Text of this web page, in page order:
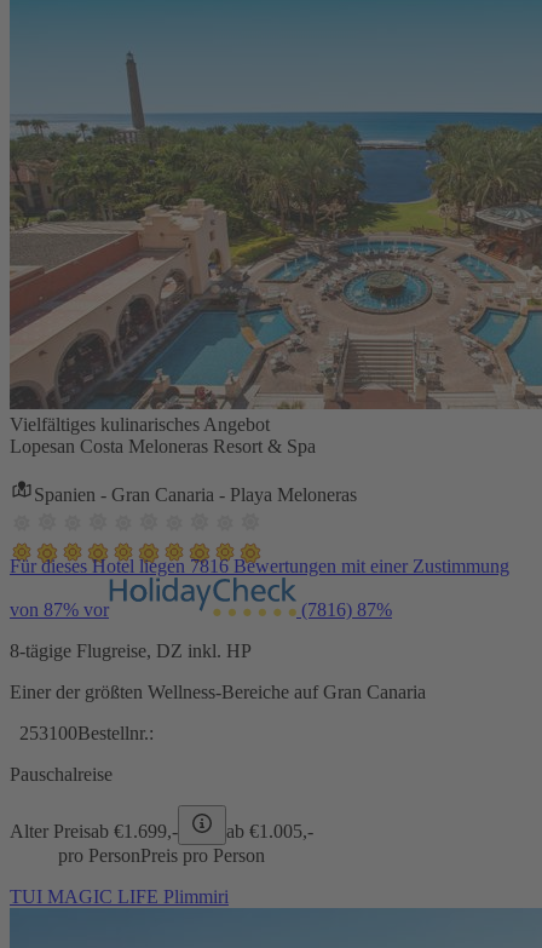
Vielfältiges kulinarisches Angebot
Lopesan Costa Meloneras Resort & Spa
Spanien - Gran Canaria - Playa Meloneras
Für dieses Hotel liegen 7816 Bewertungen mit einer Zustimmung
von 87% vor (7816) 87%
8-tägige Flugreise, DZ inkl. HP
Einer der größten Wellness-Bereiche auf Gran Canaria
253100Bestellnr.:
Pauschalreise
Alter Preisab €1.699,- ab €1.005,-
pro PersonPreis pro Person
TUI MAGIC LIFE Plimmiri